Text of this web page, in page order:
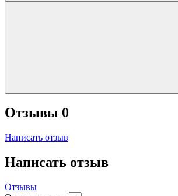
Отзывы 0
Написать отзыв
Написать отзыв
Отзывы